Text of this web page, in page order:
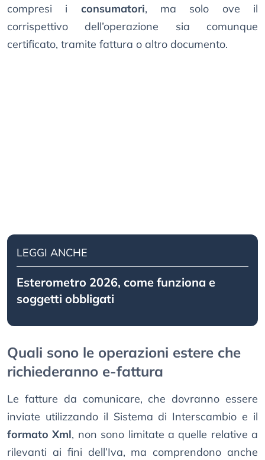
compresi i consumatori, ma solo ove il
corrispettivo dell’operazione sia comunque
certificato, tramite fattura o altro documento.
LEGGI ANCHE
Esterometro 2026, come funziona e
soggetti obbligati
Quali sono le operazioni estere che
richiederanno e-fattura
Le fatture da comunicare, che dovranno essere
inviate utilizzando il Sistema di Interscambio e il
formato Xml, non sono limitate a quelle relative a
rilevanti ai fini dell’Iva, ma comprendono anche